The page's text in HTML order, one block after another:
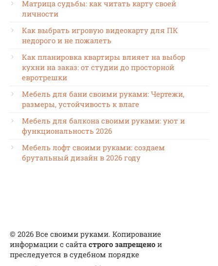
Матрица судьбы: как читать карту своей
личности
Как выбрать игровую видеокарту для ПК
недорого и не пожалеть
Как планировка квартиры влияет на выбор
кухни на заказ: от студии до просторной
евротрешки
Мебель для бани своими руками: Чертежи,
размеры, устойчивость к влаге
Мебель для балкона своими руками: уют и
функциональность 2026
Мебель лофт своими руками: создаем
брутальный дизайн в 2026 году
© 2026 Все своими руками. Копирование
информации с сайта строго запрещено и
преследуется в судебном порядке